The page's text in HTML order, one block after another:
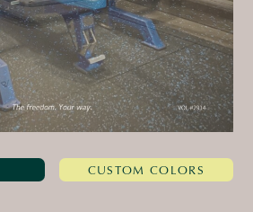
CUSTOM COLORS